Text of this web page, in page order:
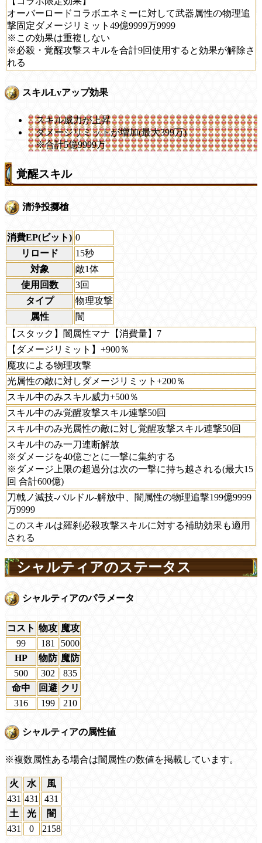
オーバーロードコラボエネミーに対して武器属性の物理追
撃固定ダメージリミット49億9999万9999
※この効果は重複しない
※必殺・覚醒攻撃スキルを合計9回使用すると効果が解除さ
れる
スキルLvアップ効果
スキル威力が上昇
ダメージリミットが増加(最大399万)
※合計5億9999万
覚醒スキル
清浄投擲槍
消費EP(ビット) 0
リロード
15秒
対象
敵1体
使用回数
3回
タイプ
物理攻撃
属性
闇
【スタック】闇属性マナ【消費量】7
【ダメージリミット】+900％
魔攻による物理攻撃
光属性の敵に対しダメージリミット+200％
スキル中のみスキル威力+500％
スキル中のみ覚醒攻撃スキル連撃50回
スキル中のみ光属性の敵に対し覚醒攻撃スキル連撃50回
スキル中のみ一刀連断解放
※ダメージを40億ごとに一撃に集約する
※ダメージ上限の超過分は次の一撃に持ち越される(最大15
回 合計600億)
刀戟ノ滅技-バルドル-解放中、闇属性の物理追撃199億9999
万9999
このスキルは羅刹必殺攻撃スキルに対する補助効果も適用
される
シャルティアのステータス
シャルティアのパラメータ
コスト 物攻 魔攻
99
181
5000
HP
物防 魔防
500
302
835
命中
回避 クリ
316
199 210
シャルティアの属性値
※複数属性ある場合は闇属性の数値を掲載しています。
火 水
風
431 431
431
土
光
闇
431
0 2158